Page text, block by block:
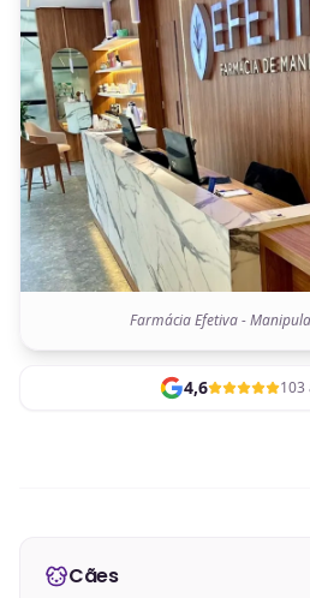
Farmácia Efetiva -
4,6 103
Cães